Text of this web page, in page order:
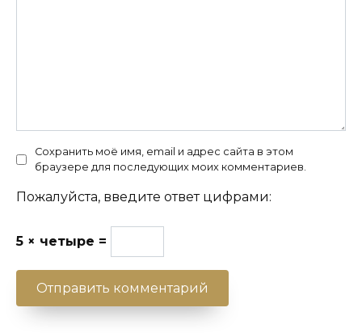
Сохранить моё имя, email и адрес сайта в этом
браузере для последующих моих комментариев.
Пожалуйста, введите ответ цифрами:
5 × четыре =